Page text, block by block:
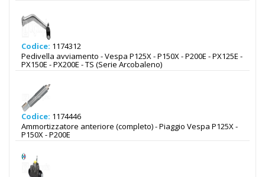
Codice: 1174312
Pedivella avviamento - Vespa P125X - P150X - P200E - PX125E -
PX150E - PX200E - TS (Serie Arcobaleno)
Codice: 1174446
Ammortizzatore anteriore (completo) - Piaggio Vespa P125X -
P150X - P200E